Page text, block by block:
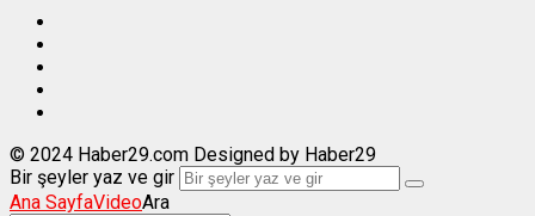
© 2024 Haber29.com Designed by Haber29
Bir şeyler yaz ve gir
Ana SayfaVideoAra